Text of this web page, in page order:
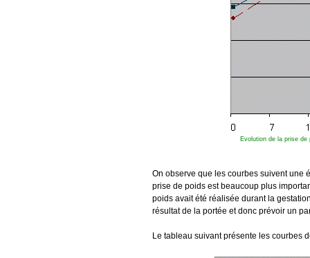
Evolution de la prise
On observe que les courbes suivent une
prise de poids est beaucoup plus
poids avait été réalisée durant la
résultat de la portée et donc prévoir un
Le tableau suivant présente les courbes